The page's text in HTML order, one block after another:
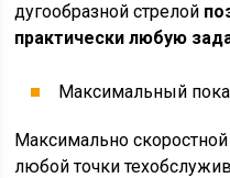
дугообразной стрелой
практически любую
Максимальный
Максимально
любой точки